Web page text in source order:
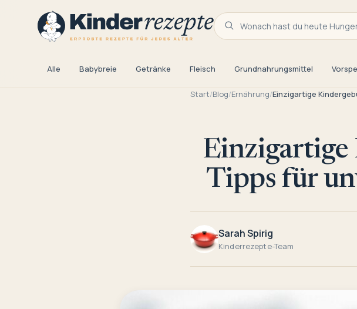
Wonach hast du heute
Alle Babybreie Getränke Fleisch Grundnahrungsmittel
Start/Blog/Ernährung/Einzigartige
Einzigartige
Tipps für
Sarah Spirig
Kinderrezepte-Team